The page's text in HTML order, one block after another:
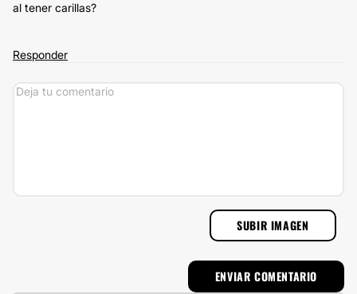
al tener carillas?
Responder
SUBIR IMAGEN